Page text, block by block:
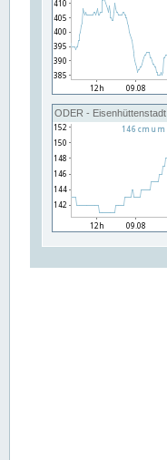
ODER - Eisenhüttenstadt